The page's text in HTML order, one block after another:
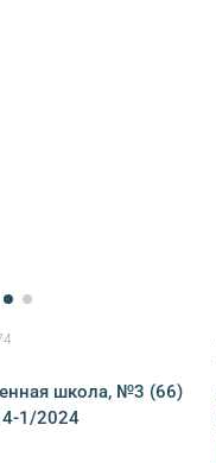
школа, №3 (66)
1/2024